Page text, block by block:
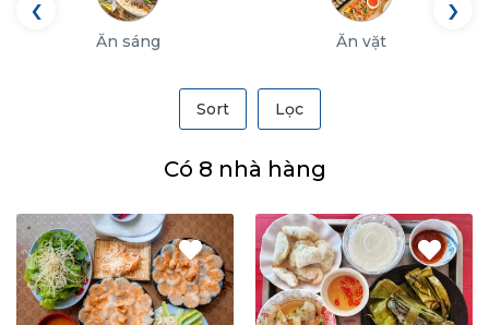
Ăn sáng Ăn vặt
‹ ›
Sort Lọc
Có 8 nhà hàng